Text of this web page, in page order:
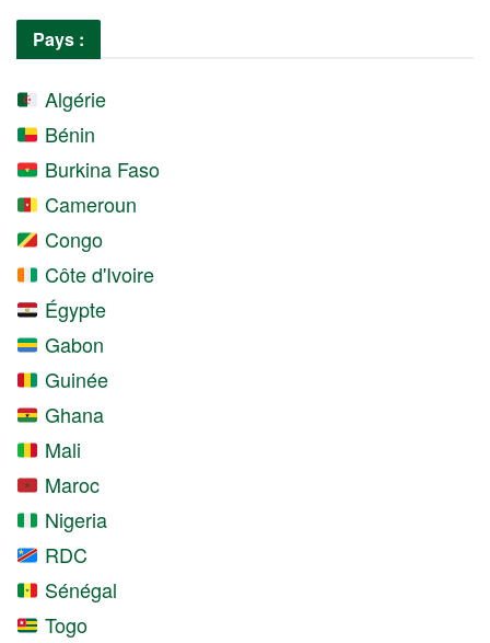
Pays :
Algérie
Bénin
Burkina Faso
Cameroun
Congo
Côte d'Ivoire
Égypte
Gabon
Guinée
Ghana
Mali
Maroc
Nigeria
RDC
Sénégal
Togo